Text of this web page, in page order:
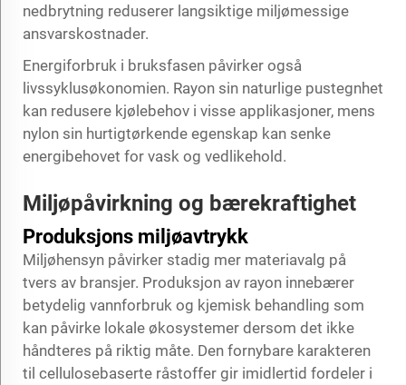
nedbrytning reduserer langsiktige miljømessige
ansvarskostnader.
Energiforbruk i bruksfasen påvirker også
livssyklusøkonomien. Rayon sin naturlige pustegnhet
kan redusere kjølebehov i visse applikasjoner, mens
nylon sin hurtigtørkende egenskap kan senke
energibehovet for vask og vedlikehold.
Miljøpåvirkning og bærekraftighet
Produksjons miljøavtrykk
Miljøhensyn påvirker stadig mer materiavalg på
tvers av bransjer. Produksjon av rayon innebærer
betydelig vannforbruk og kjemisk behandling som
kan påvirke lokale økosystemer dersom det ikke
håndteres på riktig måte. Den fornybare karakteren
til cellulosebaserte råstoffer gir imidlertid fordeler i